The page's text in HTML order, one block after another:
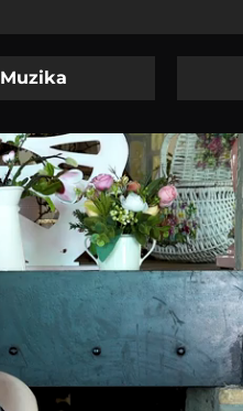
Muzika